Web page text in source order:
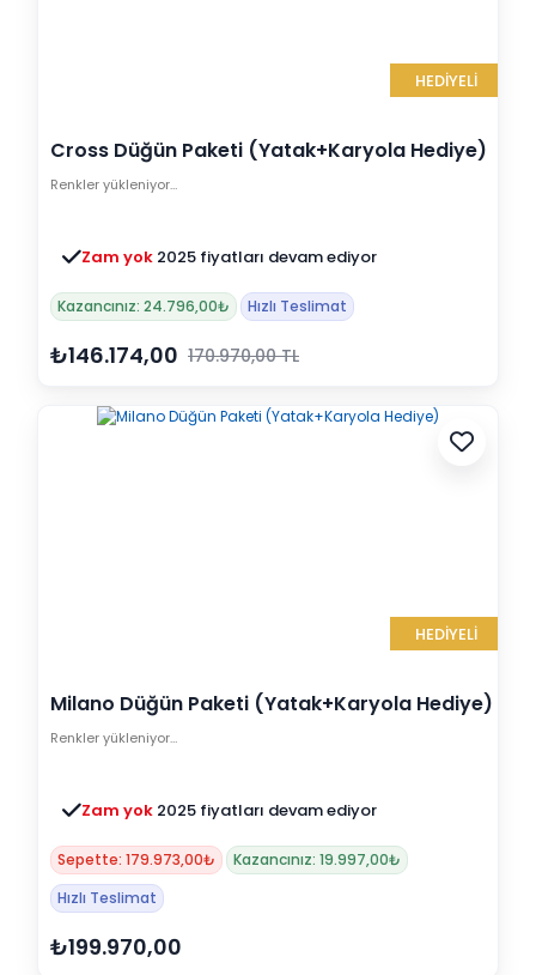
HEDİYELİ
Cross Düğün Paketi (Yatak+Karyola Hediye)
Renkler yükleniyor…
Zam yok 2025 fiyatları devam ediyor
Kazancınız: 24.796,00₺ Hızlı Teslimat
₺146.174,00 170.970,00 TL
HEDİYELİ
Milano Düğün Paketi (Yatak+Karyola Hediye)
Renkler yükleniyor…
Zam yok 2025 fiyatları devam ediyor
Sepette: 179.973,00₺
Kazancınız: 19.997,00₺
Hızlı Teslimat
₺199.970,00